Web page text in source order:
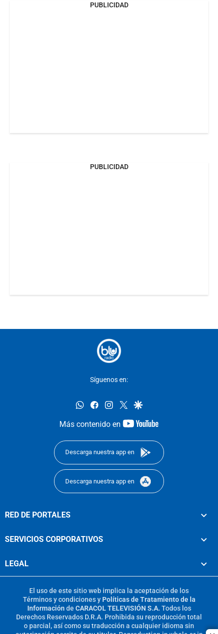
PUBLICIDAD
PUBLICIDAD
Síguenos en:
whatsappfacebookinstagram
twittergoogle
Más contenido en
youtube-
Descarga nuestra app en
Descarga nuestra app en
RED DE PORTALES
SERVICIOS CORPORATIVOS
LEGAL
El uso de este sitio web implica la aceptación de los
Términos y condicionesy Políticas de Tratamiento de la
Información de CARACOL TELEVISIÓN S.A. Todos los
Derechos Reservados D.R.A. Prohibida su reproducción total
o parcial, así como su traducción a cualquier idioma sin